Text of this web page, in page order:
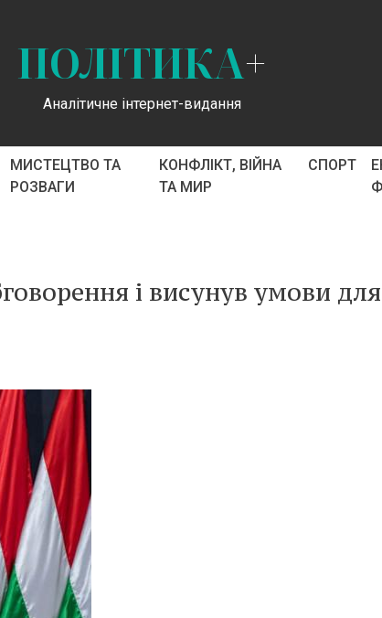
ПОЛІТИКА+
Аналітичне інтернет-видання
МИСТЕЦТВО ТА
РОЗВАГИ
КОНФЛІКТ, ВІЙНА
ТА МИР
СПОРТ
і висунув умови для